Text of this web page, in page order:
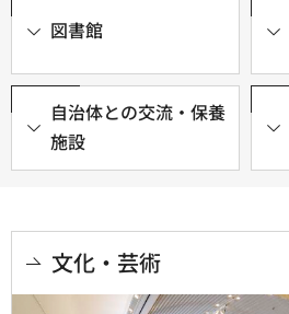
図書館
自治体との交流・保養
施設
文化・芸術